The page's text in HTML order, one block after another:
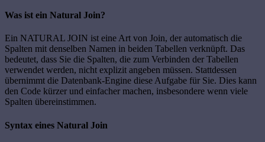
Was ist ein Natural Join?
Ein NATURAL JOIN ist eine Art von Join, der automatisch die
Spalten mit denselben Namen in beiden Tabellen verknüpft. Das
bedeutet, dass Sie die Spalten, die zum Verbinden der Tabellen
verwendet werden, nicht explizit angeben müssen. Stattdessen
übernimmt die Datenbank-Engine diese Aufgabe für Sie. Dies kann
den Code kürzer und einfacher machen, insbesondere wenn viele
Spalten übereinstimmen.
Syntax eines Natural Join